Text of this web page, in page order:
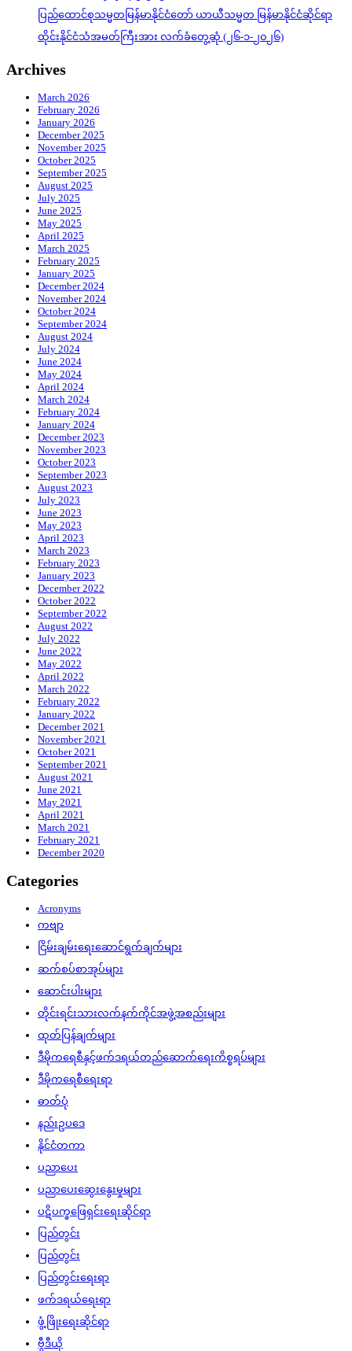
ပြည်ထောင်စုသမ္မတမြန်မာနိုင်ငံတော် ယာယီသမ္မတ မြန်မာနိုင်ငံဆိုင်ရာ
ထိုင်းနိုင်ငံသံအမတ်ကြီးအား လက်ခံတွေ့ဆုံ (၂၆-၁-၂၀၂၆)
Archives
March 2026
February 2026
January 2026
December 2025
November 2025
October 2025
September 2025
August 2025
July 2025
June 2025
May 2025
April 2025
March 2025
February 2025
January 2025
December 2024
November 2024
October 2024
September 2024
August 2024
July 2024
June 2024
May 2024
April 2024
March 2024
February 2024
January 2024
December 2023
November 2023
October 2023
September 2023
August 2023
July 2023
June 2023
May 2023
April 2023
March 2023
February 2023
January 2023
December 2022
October 2022
September 2022
August 2022
July 2022
June 2022
May 2022
April 2022
March 2022
February 2022
January 2022
December 2021
November 2021
October 2021
September 2021
August 2021
June 2021
May 2021
April 2021
March 2021
February 2021
December 2020
Categories
Acronyms
ကဗျာ
ငြိမ်းချမ်းရေးဆောင်ရွက်ချက်များ
ဆက်စပ်စာအုပ်များ
ဆောင်းပါးများ
တိုင်းရင်းသားလက်နက်ကိုင်အဖွဲ့အစည်းများ
ထုတ်ပြန်ချက်များ
ဒီမိုကရေစီနှင့်ဖက်ဒရယ်တည်ဆောက်‌ရေးကိစ္စရပ်များ
ဒီမိုကရေစီရေးရာ
ဓာတ်ပုံ
နည်းဥပဒေ
နိုင်ငံတကာ
ပညာပေး
ပညာပေးဆွေးနွေးမှုများ
ပဋိပက္ခဖြေရှင်းရေးဆိုင်ရာ
ပြည်တွင်း
ပြည်တွင်း
ပြည်တွင်းရေးရာ
ဖက်ဒရယ်ရေးရာ
ဖွံ့ဖြိုးရေးဆိုင်ရာ
ဗွီဒီယို